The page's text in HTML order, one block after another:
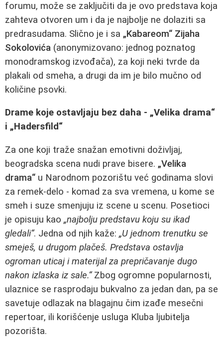
forumu, može se zaključiti da je ovo predstava koja
zahteva otvoren um i da je najbolje ne dolaziti sa
predrasudama. Slično je i sa „Kabareom“ Zijaha
Sokolovića (anonymizovano: jednog poznatog
monodramskog izvođača), za koji neki tvrde da
plakali od smeha, a drugi da im je bilo mučno od
količine psovki.
Drame koje ostavljaju bez daha - „Velika drama“
i „Hadersfild“
Za one koji traže snažan emotivni doživljaj,
beogradska scena nudi prave bisere. „Velika
drama“ u Narodnom pozorištu već godinama slovi
za remek-delo - komad za sva vremena, u kome se
smeh i suze smenjuju iz scene u scenu. Posetioci
je opisuju kao „najbolju predstavu koju su ikad
gledali“. Jedna od njih kaže: „U jednom trenutku se
smeješ, u drugom plačeš. Predstava ostavlja
ogroman uticaj i materijal za prepričavanje dugo
nakon izlaska iz sale.“Zbog ogromne popularnosti,
ulaznice se rasprodaju bukvalno za jedan dan, pa se
savetuje odlazak na blagajnu čim izađe mesečni
repertoar, ili korišćenje usluga Kluba ljubitelja
pozorišta.